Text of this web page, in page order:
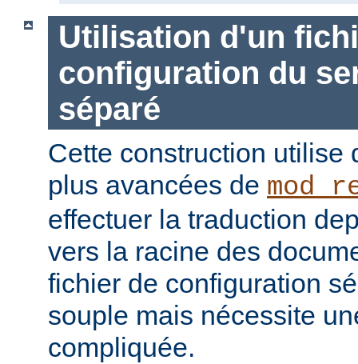
Utilisation d'un
configuration du
séparé
Cette construction utilise
plus avancées de
effectuer la traduction
vers la racine des
fichier de configuration
souple mais nécessite
compliquée.